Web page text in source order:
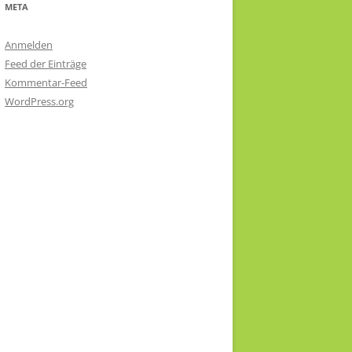
META
Anmelden
Feed der Einträge
Kommentar-Feed
WordPress.org